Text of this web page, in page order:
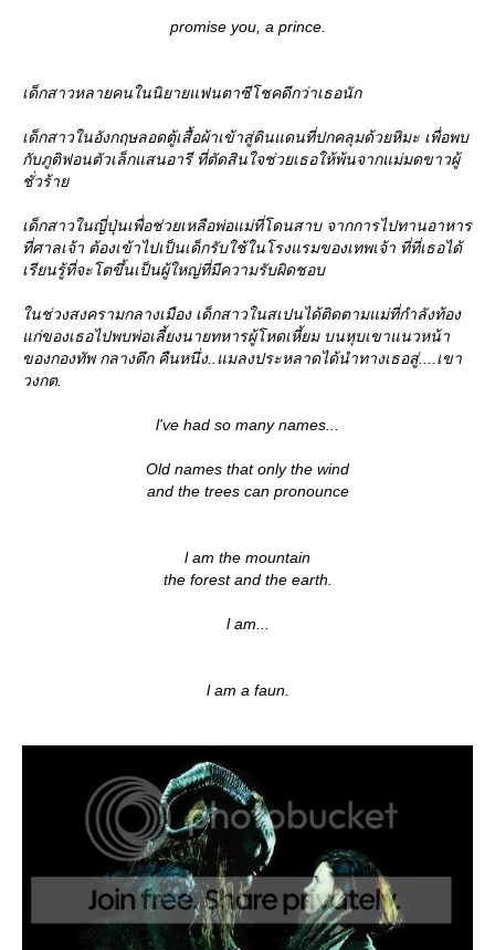
promise you, a prince.
เด็กสาวหลายคนในนิยายแฟนตาซีโชคดีกว่าเธอนัก
เด็กสาวในอังกฤษลอดตู้เสื้อผ้าเข้าสู่ดินแดนที่ปกคลุมด้วยหิมะ เพื่อพบ
กับภูติฟอนตัวเล็กแสนอารี ที่ตัดสินใจช่วยเธอให้พ้นจากแม่มดขาวผู้
ชั่วร้า
เด็กสาวในญี่ปุ่นเพื่อช่วยเหลือพ่อแม่ที่โดนสาบ จากการไปทานอาหาร
ที่ศาลเจ้า ต้องเข้าไปเป็นเด็กรับใช้ในโรงแรมของเทพเจ้า ที่ที่เธอได้
เรียนรู้ที่จะโตขึ้นเป็นผู้ใหญ่ที่มีความรับผิดชอบ
นช่วงสงครามกลางเมือง เด็กสาวในสเปนได้ติดตามแม่ที่กำลังท้อง
ก่ของเธอไปพบพ่อเลี้ยงนายทหารผู้โหดเหี้ยม บนหุบเขาแนวหน้า
ของกองทัพ กลางดึก คืนหนึ่ง..แมลงประหลาดได้นำทางเธอสู่....เขา
วงกต.
l've had so many names...
Old names that only the wind
and the trees can pronounce
l am the mountain
the forest and the earth.
l am...
l am a faun.